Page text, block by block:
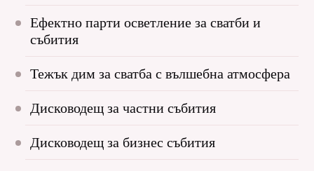
Ефектно парти осветление за сватби и
събития
Тежък дим за сватба с вълшебна атмосфера
Дисководещ за частни събития
Дисководещ за бизнес събития